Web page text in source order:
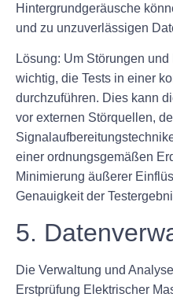
Hintergrundgeräusche
und zu unzuverlässigen
Lösung: Um Störungen
wichtig, die Tests in einer
durchzuführen. Dies kann
vor externen Störquellen,
einer ordnungsgemäßen
Minimierung äußerer
Genauigkeit der
5.
Die Verwaltung und
Erstprüfung Elektrischer